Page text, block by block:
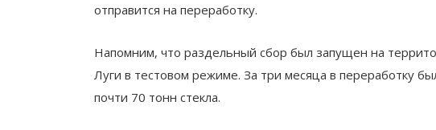
отправится на переработку.
Напомним, что раздельный сбор был запущен на
Луги в тестовом режиме. За три месяца в переработку
почти 70 тонн стекла.